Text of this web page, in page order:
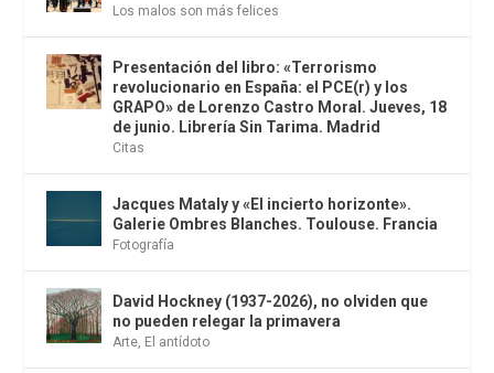
Los malos son más felices
Presentación del libro: «Terrorismo
revolucionario en España: el PCE(r) y los
GRAPO» de Lorenzo Castro Moral. Jueves, 18
de junio. Librería Sin Tarima. Madrid
Citas
Jacques Mataly y «El incierto horizonte».
Galerie Ombres Blanches. Toulouse. Francia
Fotografía
David Hockney (1937-2026), no olviden que
no pueden relegar la primavera
Arte El antídoto